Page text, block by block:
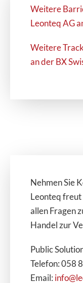
Weitere
Leonteq AG
Weitere
an der BX
Nehmen Sie
Leonteq freut
allen Fragen
Handel zur
Public
Telefon: 058
Email: